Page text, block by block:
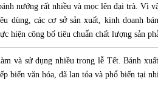
nướng rất nhiều và mọc lên đại trà. Vì
dùng, các cơ sở sản xuất, kinh doanh
hiện công bố tiêu chuẩn chất lượng sản
và sử dụng nhiều trong lễ Tết. Bánh
biến văn hóa, đã lan tỏa và phổ biến tại